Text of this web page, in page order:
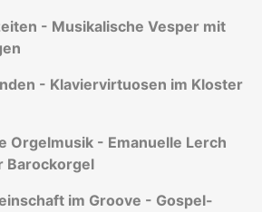
- Musikalische Vesper mit
- Klaviervirtuosen im Kloster
Orgelmusik - Emanuelle Lerch
Barockorgel
im Groove - Gospel-